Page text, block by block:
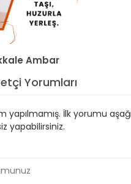
Ambar
Yorumları
yapılmamış. İlk yorumu
yapabilirsiniz.